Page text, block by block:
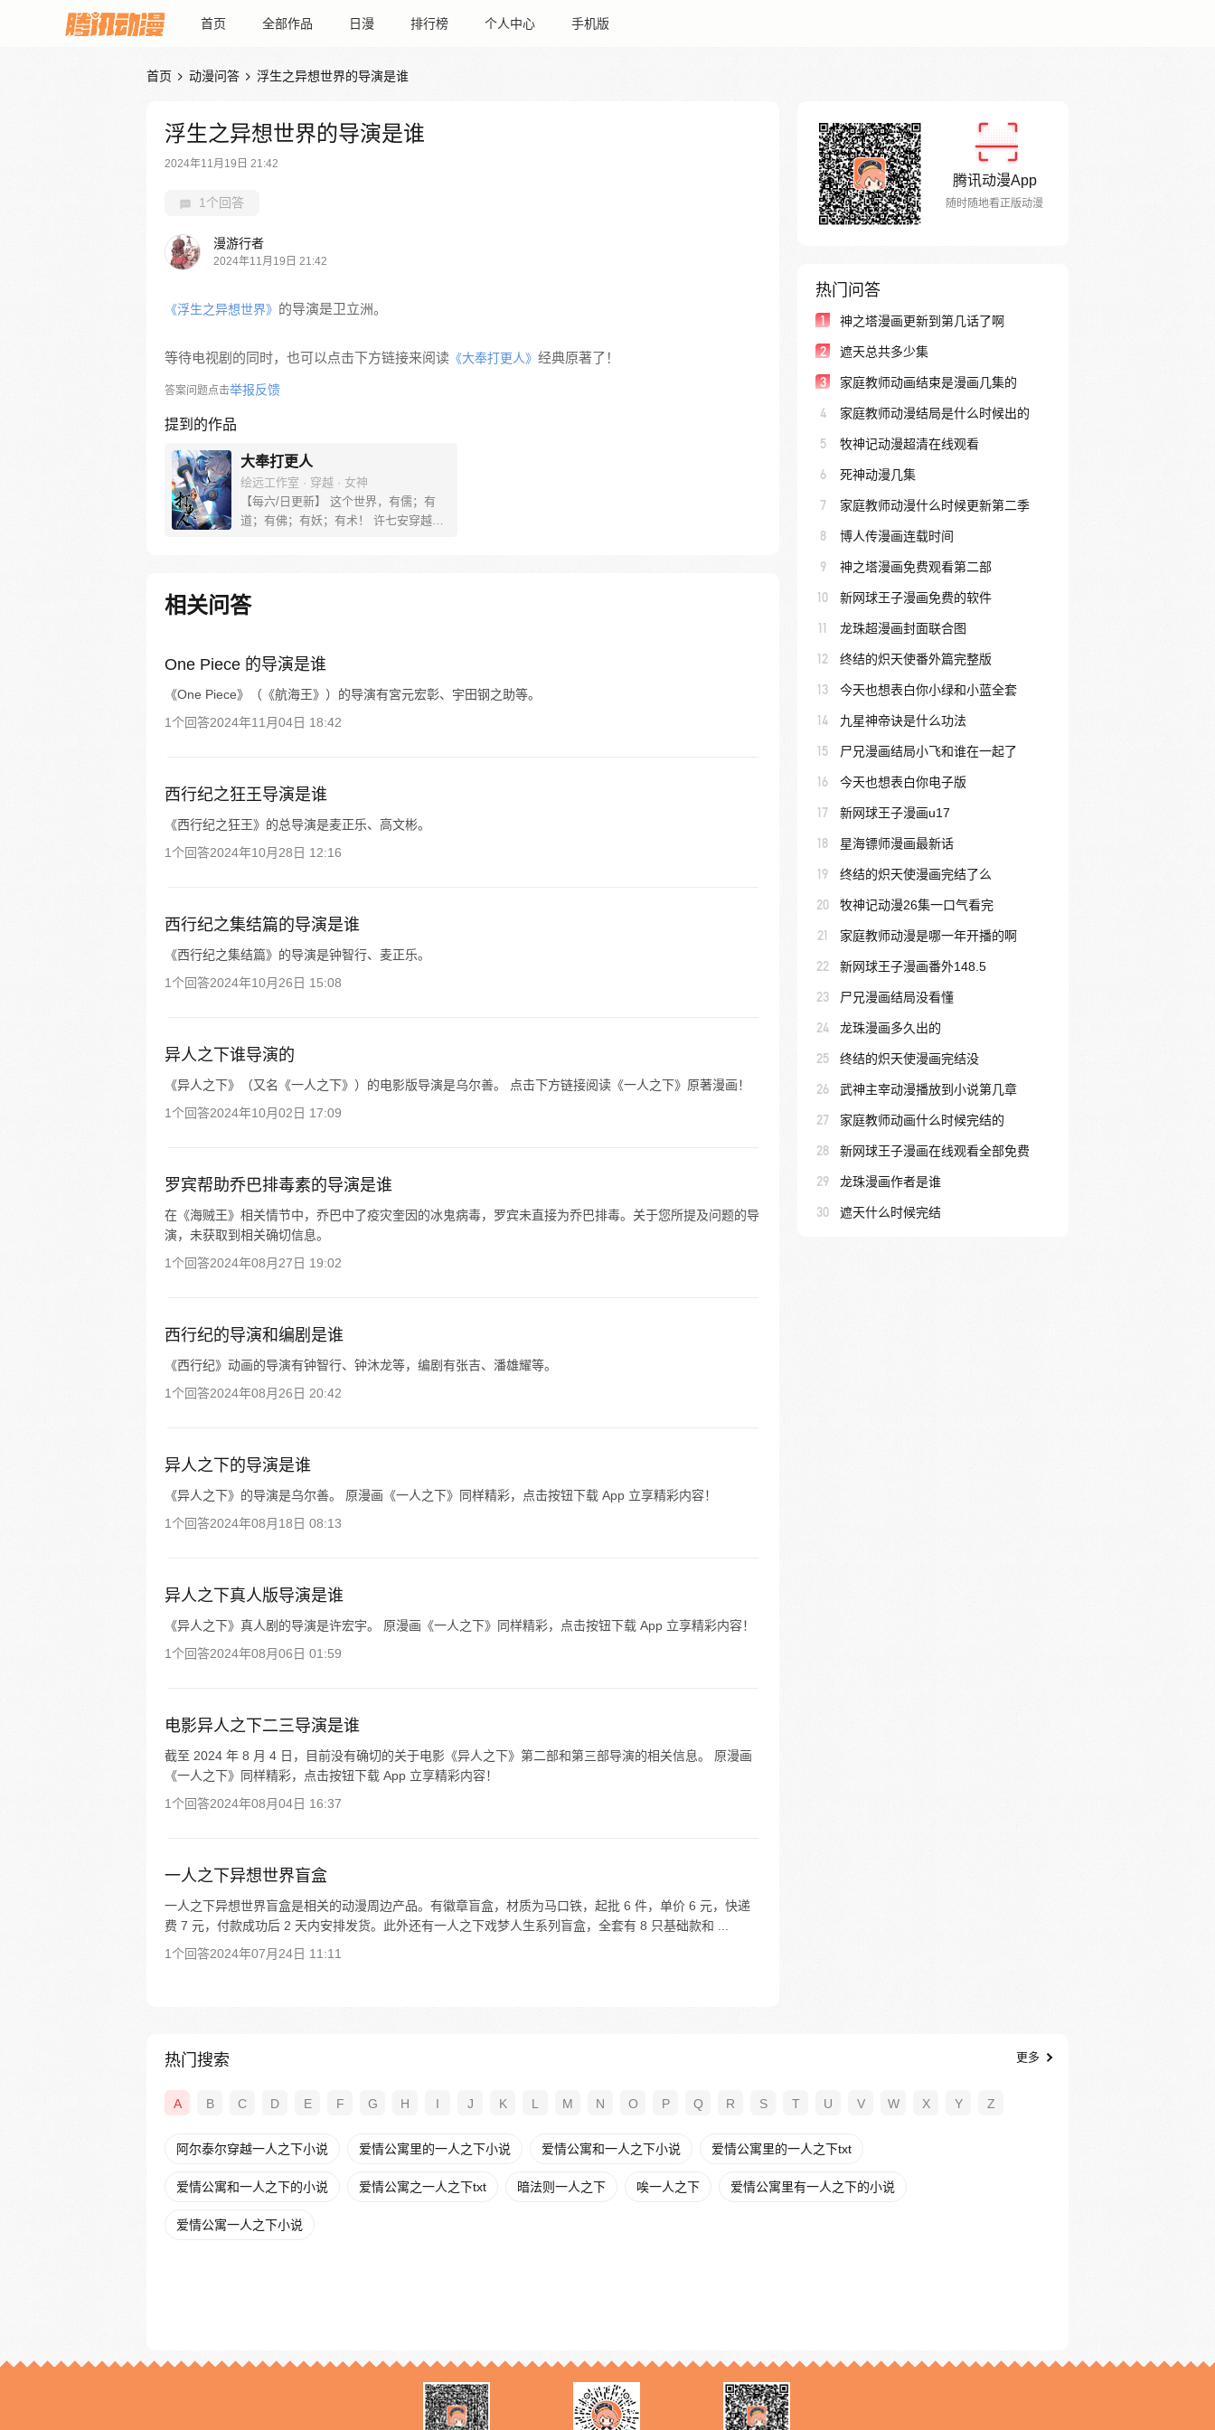
首页 全部作品 日漫 排行榜 个人中心 手机版
首页  动漫问答  浮生之异想世界的导演是谁
浮生之异想世界的导演是谁
2024年11月19日 21:42
1个回答
漫游行者
2024年11月19日 21:42
《浮生之异想世界》 的导演是卫立洲。
等待电视剧的同时，也可以点击下方链接来阅读 《大奉打更人》 经典原著了！
答案问题点击举报反馈
提到的作品
大奉打更人
绘远工作室 · 穿越 · 女神
【每六/日更新】 这个世界，有儒；有
道；有佛；有妖；有术！ 许七安穿越醒
果…… 改编自阅文集团作者卖报小郎君
同名小说 QQ群号：799493374
相关问答
One Piece 的导演是谁
《One Piece》（《航海王》）的导演有宮元宏彰、宇田钢之助等。
1个回答2024年11月04日 18:42
西行纪之狂王导演是谁
《西行纪之狂王》的总导演是麦正乐、高文彬。
1个回答2024年10月28日 12:16
西行纪之集结篇的导演是谁
《西行纪之集结篇》的导演是钟智行、麦正乐。
1个回答2024年10月26日 15:08
异人之下谁导演的
《异人之下》（又名《一人之下》）的电影版导演是乌尔善。 点击下方链接阅读《一人之下》原著漫画！
1个回答2024年10月02日 17:09
罗宾帮助乔巴排毒素的导演是谁
在《海贼王》相关情节中，乔巴中了疫灾奎因的冰鬼病毒，罗宾未直接为乔巴排毒。关于您所提及问题的导
演，未获取到相关确切信息。
1个回答2024年08月27日 19:02
西行纪的导演和编剧是谁
《西行纪》动画的导演有钟智行、钟沐龙等，编剧有张吉、潘雄耀等。
1个回答2024年08月26日 20:42
异人之下的导演是谁
《异人之下》的导演是乌尔善。 原漫画《一人之下》同样精彩，点击按钮下载 App 立享精彩内容！
1个回答2024年08月18日 08:13
异人之下真人版导演是谁
《异人之下》真人剧的导演是许宏宇。 原漫画《一人之下》同样精彩，点击按钮下载 App 立享精彩内容！
1个回答2024年08月06日 01:59
电影异人之下二三导演是谁
截至 2024 年 8 月 4 日，目前没有确切的关于电影《异人之下》第二部和第三部导演的相关信息。 原漫画
《一人之下》同样精彩，点击按钮下载 App 立享精彩内容！
1个回答2024年08月04日 16:37
一人之下异想世界盲盒
一人之下异想世界盲盒是相关的动漫周边产品。有徽章盲盒，材质为马口铁，起批 6 件，单价 6 元，快递
费 7 元，付款成功后 2 天内安排发货。此外还有一人之下戏梦人生系列盲盒，全套有 8 只基础款和 ...
1个回答2024年07月24日 11:11
腾讯动漫App
随时随地看正版动漫
热门问答
1 神之塔漫画更新到第几话了啊
2 遮天总共多少集
3 家庭教师动画结束是漫画几集的
4 家庭教师动漫结局是什么时候出的
5 牧神记动漫超清在线观看
6 死神动漫几集
7 家庭教师动漫什么时候更新第二季
8 博人传漫画连载时间
9 神之塔漫画免费观看第二部
10 新网球王子漫画免费的软件
11 龙珠超漫画封面联合图
12 终结的炽天使番外篇完整版
13 今天也想表白你小绿和小蓝全套
14 九星神帝诀是什么功法
15 尸兄漫画结局小飞和谁在一起了
16 今天也想表白你电子版
17 新网球王子漫画u17
18 星海镖师漫画最新话
19 终结的炽天使漫画完结了么
20 牧神记动漫26集一口气看完
21 家庭教师动漫是哪一年开播的啊
22 新网球王子漫画番外148.5
23 尸兄漫画结局没看懂
24 龙珠漫画多久出的
25 终结的炽天使漫画完结没
26 武神主宰动漫播放到小说第几章
27 家庭教师动画什么时候完结的
28 新网球王子漫画在线观看全部免费
29 龙珠漫画作者是谁
30 遮天什么时候完结
热门搜索 更多
A B C D E F G H I J K L M N O P Q R S T U V W X Y Z
阿尔泰尔穿越一人之下小说 爱情公寓里的一人之下小说 爱情公寓和一人之下小说 爱情公寓里的一人之下txt
爱情公寓和一人之下的小说 爱情公寓之一人之下txt 暗法则一人之下 唉一人之下 爱情公寓里有一人之下的小说
爱情公寓一人之下小说